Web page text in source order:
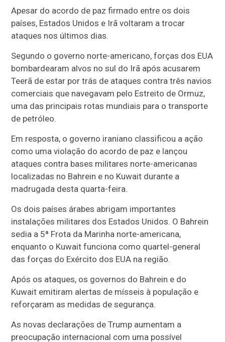
Apesar do acordo de paz firmado entre os dois
países, Estados Unidos e Irã voltaram a trocar
ataques nos últimos dias.
Segundo o governo norte-americano, forças dos EUA
bombardearam alvos no sul do Irã após acusarem
Teerã de estar por trás de ataques contra três navios
comerciais que navegavam pelo Estreito de Ormuz,
uma das principais rotas mundiais para o transporte
de petróleo.
Em resposta, o governo iraniano classificou a ação
como uma violação do acordo de paz e lançou
ataques contra bases militares norte-americanas
localizadas no Bahrein e no Kuwait durante a
madrugada desta quarta-feira.
Os dois países árabes abrigam importantes
instalações militares dos Estados Unidos. O Bahrein
sedia a 5ª Frota da Marinha norte-americana,
enquanto o Kuwait funciona como quartel-general
das forças do Exército dos EUA na região.
Após os ataques, os governos do Bahrein e do
Kuwait emitiram alertas de mísseis à população e
reforçaram as medidas de segurança.
As novas declarações de Trump aumentam a
preocupação internacional com uma possível